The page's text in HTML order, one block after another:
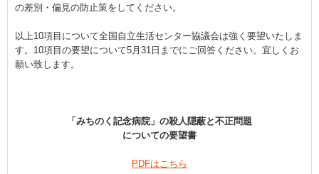
の差別・偏見の防止策をしてください。
以上10項目について全国自立生活センター協議会は強く要望いたしま
す。10項目の要望について5月31日までにご回答ください。宜しくお
願い致します。
「みちのく記念病院」の殺人隠蔽と不正問題
についての要望書
PDFはこちら